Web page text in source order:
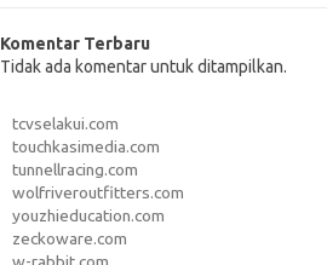
Komentar Terbaru
Tidak ada komentar untuk ditampilkan.
tcvselakui.com
touchkasimedia.com
tunnellracing.com
wolfriveroutfitters.com
youzhieducation.com
zeckoware.com